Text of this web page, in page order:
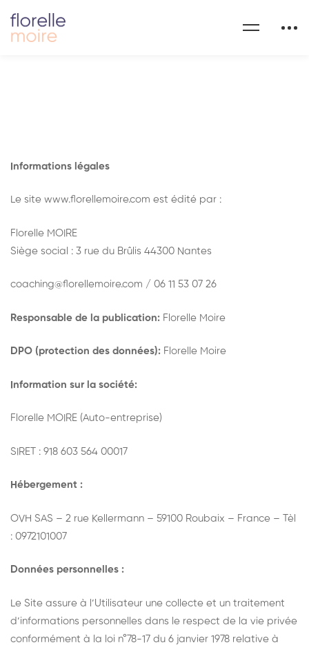
Informations légales
Le site www.florellemoire.com est édité par :
Florelle MOIRE
Siège social : 3 rue du Brûlis 44300 Nantes
coaching@florellemoire.com / 06 11 53 07 26
Responsable de la publication: Florelle Moire
DPO (protection des données): Florelle Moire
Information sur la société:
Florelle MOIRE (Auto-entreprise)
SIRET : 918 603 564 00017
Hébergement :
OVH SAS – 2 rue Kellermann – 59100 Roubaix – France – Tèl
: 0972101007
Données personnelles :
Le Site assure à l’Utilisateur une collecte et un traitement
d’informations personnelles dans le respect de la vie privée
conformément à la loi n°78-17 du 6 janvier 1978 relative à